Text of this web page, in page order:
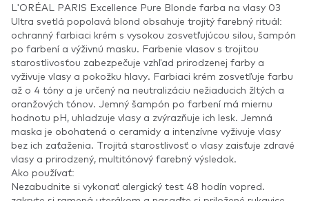
L'ORÉAL PARIS Excellence Pure Blonde farba na vlasy 03
Ultra svetlá popolavá blond obsahuje trojitý farebný rituál:
ochranný farbiaci krém s vysokou zosvetľujúcou silou, šampón
po farbení a výživnú masku. Farbenie vlasov s trojitou
starostlivosťou zabezpečuje vzhľad prirodzenej farby a
vyživuje vlasy a pokožku hlavy. Farbiaci krém zosvetľuje farbu
až o 4 tóny a je určený na neutralizáciu nežiaducich žltých a
oranžových tónov. Jemný šampón po farbení má miernu
hodnotu pH, uhladzuje vlasy a zvýrazňuje ich lesk. Jemná
maska je obohatená o ceramidy a intenzívne vyživuje vlasy
bez ich zaťaženia. Trojitá starostlivosť o vlasy zaisťuje zdravé
vlasy a prirodzený, multitónový farebný výsledok.
Ako používať:
Nezabudnite si vykonať alergický test 48 hodín vopred.